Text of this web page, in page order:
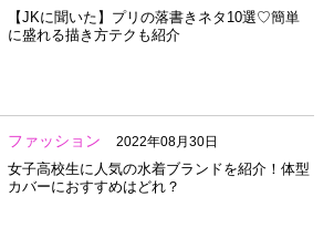
【JKに聞いた】プリの落書きネタ10選♡簡単
に盛れる描き方テクも紹介
ファッション 2022年08月30日
女子高校生に人気の水着ブランドを紹介！体型
カバーにおすすめはどれ？